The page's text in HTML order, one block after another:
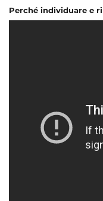
Perché individuare e